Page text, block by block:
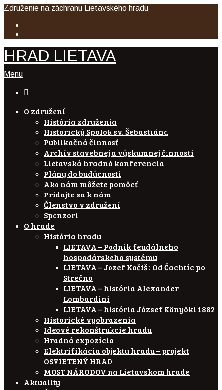
Združenie na záchranu Lietavského hradu
HRAD LIETAVA
Menu

O združení
História združenia
Historický Spolok sv. Šebastiána
Publikačná činnosť
Archív stavebnej a výskumnej činnosti
Lietavská hradná konferencia
Plány do budúcnosti
Ako nám môžete pomôcť
Pridajte sa k nám
Členstvo v združení
Sponzori
O hrade
História hradu
LIETAVA – Podnik feudálneho
hospodárskeho systému
LIETAVA – Jozef Kočiš : Od Čachtíc po
Strečno
LIETAVA – história Alexander
Lombardini
LIETAVA – história József Könyöki 1882
Historické vyobrazenia
Ideové rekonštrukcie hradu
Hradná expozícia
Elektrifikácia objektu hradu – projekt
OSVIETENÝ HRAD
MOST NÁRODOV na Lietavskom hrade
Aktuality